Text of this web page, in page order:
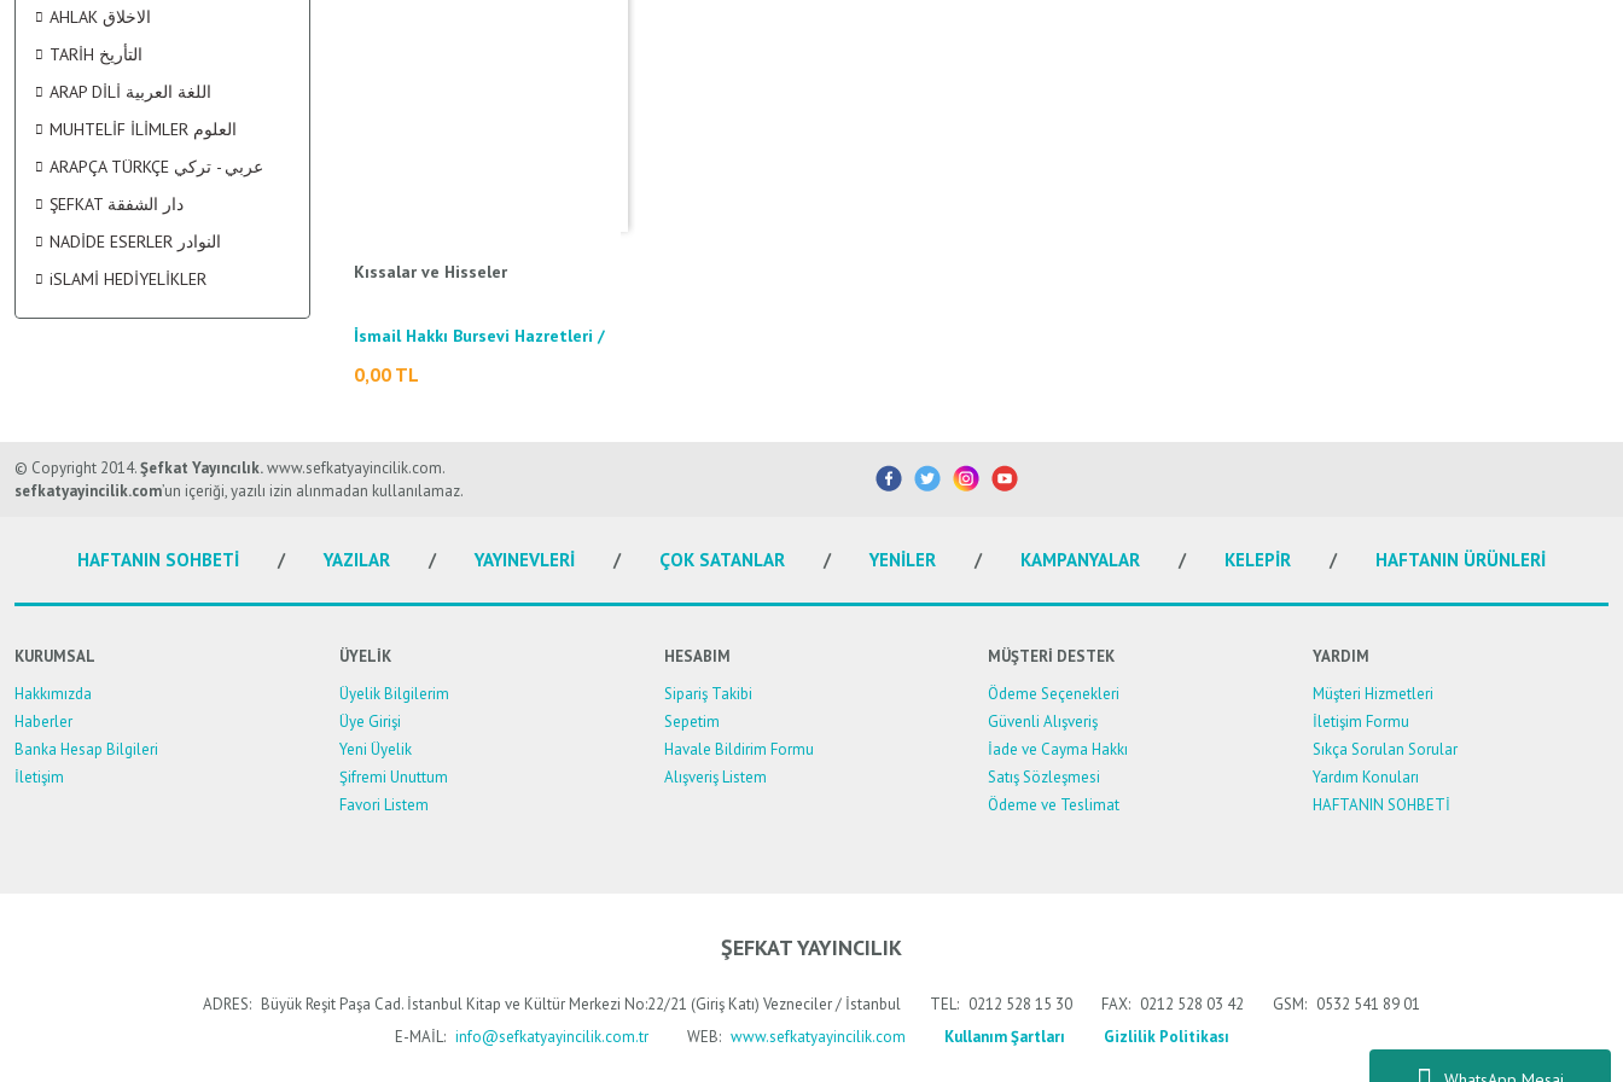
TÜRKÇE TEFSİR KİTAPLARI
ŞAFİİ FIKHI الفقه الشافقيŞİİR / الشعر
SÖZLÜK / المعجم
MANTIK - MÜNAZARA / المنطق - المناظرة
PSİKOLOJİ / علم النفس
SİYASET / السياسة
AHLAK الاخلاق
TARİH التأريخ
ARAP DİLİ اللغة العربية
MUHTELİF İLİMLER العلوم
ARAPÇA TÜRKÇE عربي - تركي
ŞEFKAT دار الشفقة
NADİDE ESERLER النوادر
iSLAMİ HEDİYELİKLER
Kıssalar ve Hisseler
İsmail Hakkı Bursevi Hazretleri /
0,00 TL
© Copyright 2014.Şefkat Yayıncılık.www.sefkatyayincilik.com.
sefkatyayincilik.com’un içeriği, yazılı izin alınmadan kullanılamaz.
HAFTANIN SOHBETİ YAZILAR YAYINEVLERİ ÇOK SATANLAR YENİLER KAMPANYALAR KELEPİR HAFTANIN ÜRÜNLERİ
KURUMSAL
Hakkımızda
Haberler
Banka Hesap Bilgileri
İletişim
ÜYELİK
Üyelik Bilgilerim
Üye Girişi
Yeni Üyelik
Şifremi Unuttum
Favori Listem
HESABIM
Sipariş Takibi
Sepetim
Havale Bildirim Formu
Alışveriş Listem
MÜŞTERİ DESTEK
Ödeme Seçenekleri
Güvenli Alışveriş
İade ve Cayma Hakkı
Satış Sözleşmesi
Ödeme ve Teslimat
YARDIM
Müşteri Hizmetleri
İletişim Formu
Sıkça Sorulan Sorular
Yardım Konuları
HAFTANIN SOHBETİ
ŞEFKAT YAYINCILIK
ADRES: Büyük Reşit Paşa Cad. İstanbul Kitap ve Kültür Merkezi No:22/21 (Giriş Katı) Vezneciler / İstanbul TEL: 0212 528 15 30 FAX: 0212 528 03 42 GSM: 0532 541 89 01
E-MAİL: info@sefkatyayincilik.com.tr WEB: www.sefkatyayincilik.com Kullanım Şartları Gizlilik Politikası